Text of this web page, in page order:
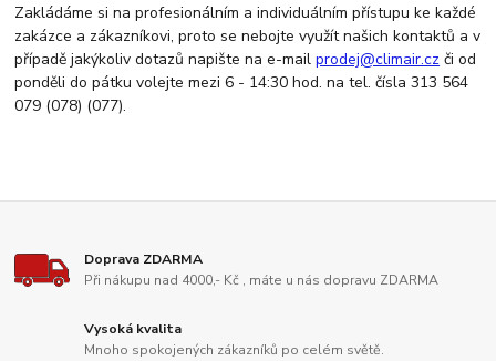
Zakládáme si na profesionálním a individuálním přístupu ke každé
zakázce a zákazníkovi, proto se nebojte využít našich kontaktů a v
případě jakýkoliv dotazů napište na e-mailprodej@climair.cz či od
ponděli do pátku volejte mezi 6 - 14:30 hod. na tel. čísla 313 564
079 (078) (077).
Doprava ZDARMA
Při nákupu nad 4000,- Kč , máte u nás dopravu ZDARMA
Vysoká kvalita
Mnoho spokojených zákazníků po celém světě.